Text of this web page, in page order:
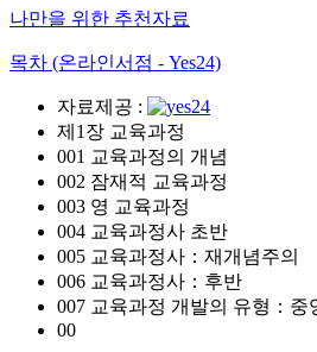
나만을 위한 추천자료
목차 (온라인서점 - Yes24)
자료제공 :
제1장 교육과정
001 교육과정의 개념
002 잠재적 교육과정
003 영 교육과정
004 교육과정사 초반
005 교육과정사：재개념주의
006 교육과정사：후반
007 교육과정 개발의 유형：
00